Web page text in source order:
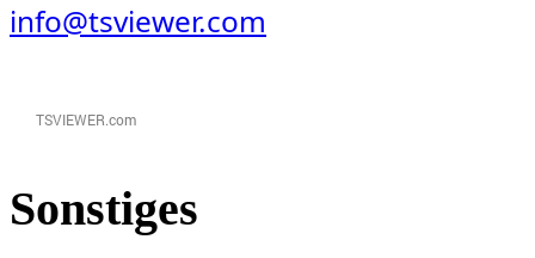
info@tsviewer.com
Sonstiges